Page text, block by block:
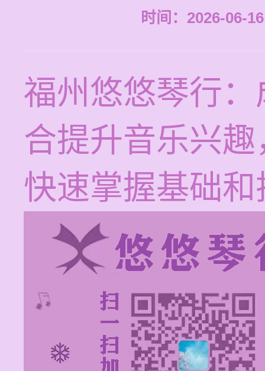
时间：2026-06-
福州悠悠琴行
合提升音乐兴
快速掌握基础